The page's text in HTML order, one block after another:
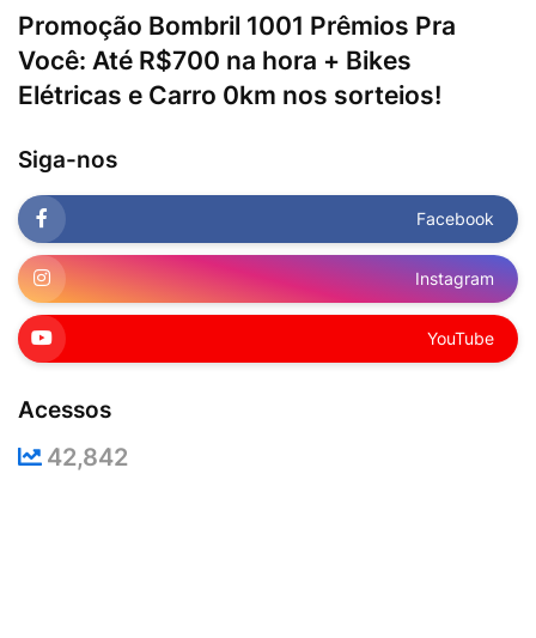
Promoção Bombril 1001 Prêmios Pra
Você: Até R$700 na hora + Bikes
Elétricas e Carro 0km nos sorteios!
Siga-nos
Facebook
Instagram
YouTube
Acessos
42,842